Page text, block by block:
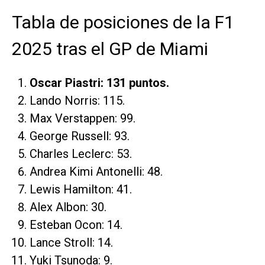
Tabla de posiciones de la F1
2025 tras el GP de Miami
Oscar Piastri: 131 puntos.
Lando Norris: 115.
Max Verstappen: 99.
George Russell: 93.
Charles Leclerc: 53.
Andrea Kimi Antonelli: 48.
Lewis Hamilton: 41.
Alex Albon: 30.
Esteban Ocon: 14.
Lance Stroll: 14.
Yuki Tsunoda: 9.